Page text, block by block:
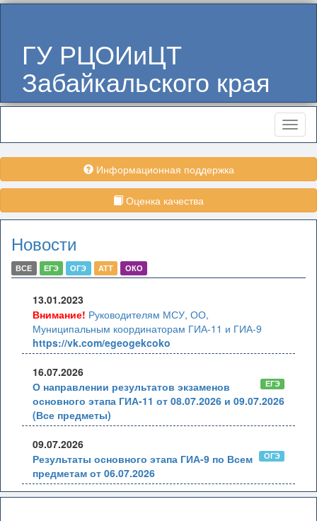
ГУ РЦОИиЦТ
Забайкальского края
Меню
Информационная поддержка
Оценка качества
Новости
ВСЕ ЕГЭ ОГЭ АТТ ОКО
13.01.2023
Внимание! Руководителям МСУ, ОО,
Муниципальным координаторам ГИА-11 и ГИА-9
https://vk.com/egeogekcoko
16.07.2026
ЕГЭ
О направлении результатов экзаменов
основного этапа ГИА-11 от 08.07.2026 и 09.07.2026
(Все предметы)
09.07.2026
ОГЭ
Результаты основного этапа ГИА-9 по Всем
предметам от 06.07.2026